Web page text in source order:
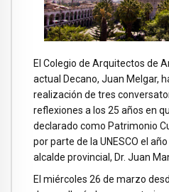
El Colegio de Arquitectos de
actual Decano, Juan Melgar,
realización de tres
reflexiones a los 25 años en
declarado como Patrimonio
por parte de la UNESCO el
alcalde provincial, Dr. Juan
El miércoles 26 de marzo